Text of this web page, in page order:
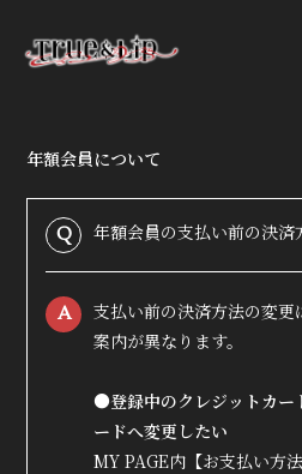
VIDEO
年額会員について
Q 年額会員の支払い前の決済
A
支払い前の決済方法の変
案内が異なります。
●登録中のクレジットカー
ードへ変更したい
MY PAGE内【お支払い方